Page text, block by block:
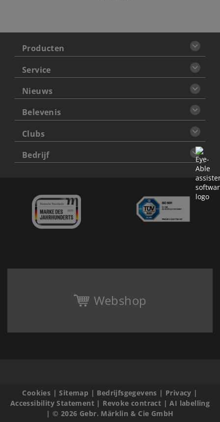
Producten
Service
Nieuws
Belevenis
Clubs
Bedrijf
Webshop
Cookies |Sitemap | Bedrijfsgegevens | Privacy |
Accessibility Statement| Revoke contract |AI labelling
|© 2026 Gebr. Märklin & Cie GmbH